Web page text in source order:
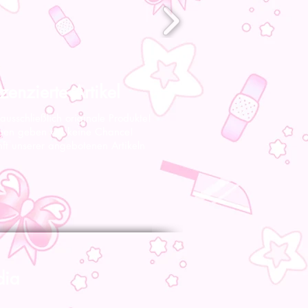
Artikel
originale Produkte!
geben wir keine Chance!
unserer angebotenen Artikeln